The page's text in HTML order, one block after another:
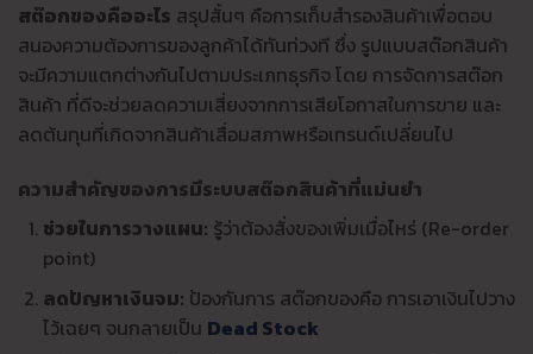
สต๊อกของคืออะไร สรุปสั้นๆ คือการเก็บสำรองสินค้าเพื่อตอบ
สนองความต้องการของลูกค้าได้ทันท่วงที ซึ่ง รูปแบบสต๊อกสินค้า
จะมีความแตกต่างกันไปตามประเภทธุรกิจ โดย การจัดการสต๊อก
สินค้า ที่ดีจะช่วยลดความเสี่ยงจากการเสียโอกาสในการขาย และ
ลดต้นทุนที่เกิดจากสินค้าเสื่อมสภาพหรือเทรนด์เปลี่ยนไป
ความสำคัญของการมีระบบสต๊อกสินค้าที่แม่นยำ
ช่วยในการวางแผน: รู้ว่าต้องสั่งของเพิ่มเมื่อไหร่ (Re-order
point)
ลดปัญหาเงินจม: ป้องกันการ สต๊อกของคือ การเอาเงินไปวาง
ไว้เฉยๆ จนกลายเป็น Dead Stock